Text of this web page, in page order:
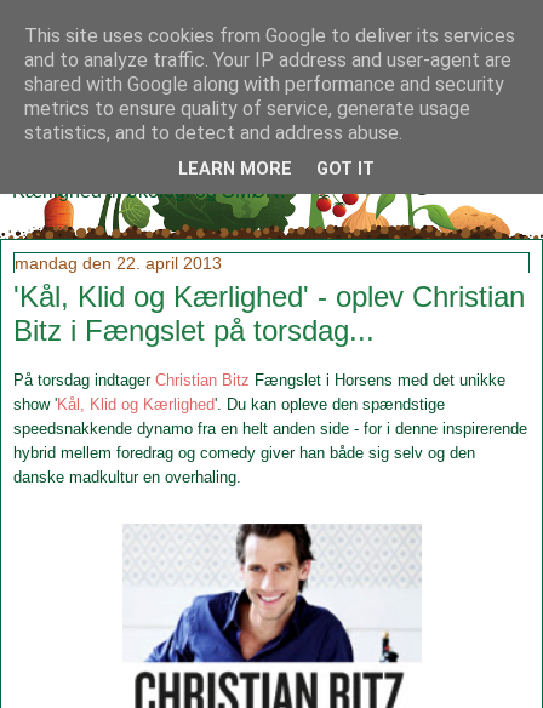
Klidmoster.dk
Kærlighed til økologi og SMØR!
mandag den 22. april 2013
'Kål, Klid og Kærlighed' - oplev Christian
Bitz i Fængslet på torsdag...
På torsdag indtager Christian Bitz Fængslet i Horsens med det unikke
show 'Kål, Klid og Kærlighed'. Du kan opleve den spændstige
speedsnakkende dynamo fra en helt anden side - for i denne inspirerende
hybrid mellem foredrag og comedy giver han både sig selv og den
danske madkultur en overhaling.
This site uses cookies from Google to deliver its services
and to analyze traffic. Your IP address and user-agent are
shared with Google along with performance and security
metrics to ensure quality of service, generate usage
statistics, and to detect and address abuse.
LEARN MORE GOT IT